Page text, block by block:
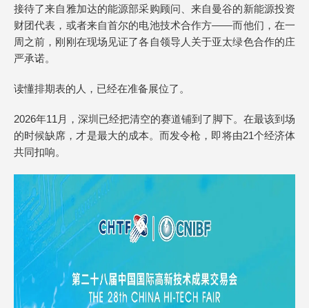
接待了来自雅加达的能源部采购顾问、来自曼谷的新能源投资
财团代表，或者来自首尔的电池技术合作方——而他们，在一
周之前，刚刚在现场见证了各自领导人关于亚太绿色合作的庄
严承诺。
读懂排期表的人，已经在准备展位了。
2026年11月，深圳已经把清空的赛道铺到了脚下。在最该到场
的时候缺席，才是最大的成本。而发令枪，即将由21个经济体
共同扣响。